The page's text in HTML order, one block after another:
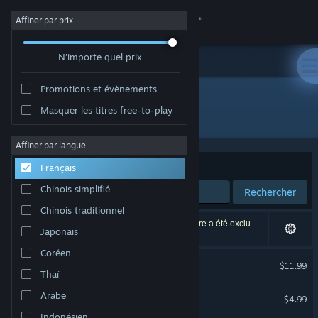
Se connecter
Magasin
À propos
Support
Changer la langue
Télécharger l'application mobile Steam
Voir version ordi. du site
Affiner par prix
N'importe quel prix
Promotions et évènements
Masquer les titres free-to-play
Affiner par langue
Français
Chinois simplifié
Chinois traditionnel
Japonais
Coréen
Thaï
Arabe
Édition : NinjaBee
Trier par Pertinence
Rechercher
7 résultats correspondent à votre recherche. 1 titre a été exclu
selon vos préférences.
$11.99
$4.99